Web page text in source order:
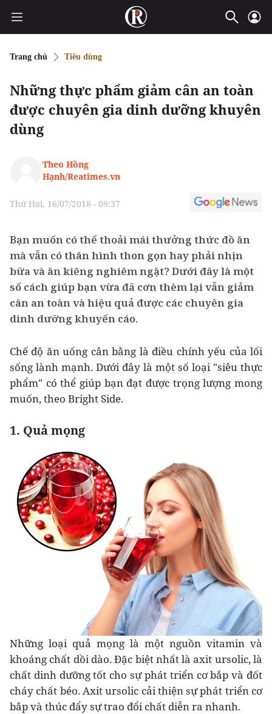
Trang chủ Tiêu dùng
Những thực phẩm giảm cân an toàn
được chuyên gia dinh dưỡng khuyên
dùng
Theo Hồng
Hạnh/Reatimes.vn
Thứ Hai, 16/07/2018 - 09:37
Bạn muốn có thể thoải mái thưởng thức đồ ăn
mà vẫn có thân hình thon gọn hay phải nhịn
bữa và ăn kiêng nghiêm ngặt? Dưới đây là một
số cách giúp bạn vừa đã cơn thèm lại vẫn giảm
cân an toàn và hiệu quả được các chuyên gia
dinh dưỡng khuyến cáo.
Chế độ ăn uống cân bằng là điều chính yếu của lối
sống lành mạnh. Dưới đây là một số loại "siêu thực
phẩm" có thể giúp bạn đạt được trọng lượng mong
muốn, theo Bright Side.
1. Quả mọng
Những loại quả mọng là một nguồn vitamin và
khoáng chất dồi dào. Đặc biệt nhất là axit ursolic, là
chất dinh dưỡng tốt cho sự phát triển cơ bắp và đốt
cháy chất béo. Axit ursolic cải thiện sự phát triển cơ
bắp và thúc đẩy sự trao đổi chất diễn ra nhanh.